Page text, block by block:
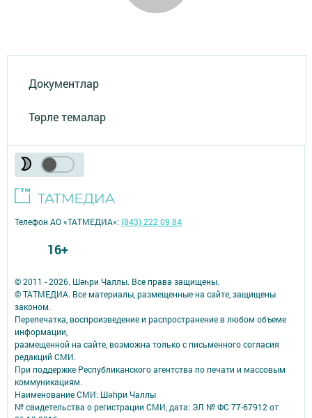
Документлар
Төрле темалар
© 2011 - 2026. Шәһри Чаллы. Все права защищены.
© ТАТМЕДИА. Все материалы, размещенные на сайте, защищены
законом.
Перепечатка, воспроизведение и распространение в любом объеме
информации,
размещенной на сайте, возможна только с письменного согласия
редакций СМИ.
При поддержке Республиканского агентства по печати и массовым
коммуникациям.
Наименование СМИ: Шəhри Чаллы
№ свидетельства о регистрации СМИ, дата: ЭЛ № ФС 77-67912 от
Телефон АО «ТАТМЕДИА»:(843) 222 09 84
16+